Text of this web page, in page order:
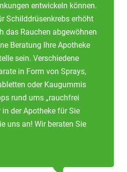
entwickeln können.
Schilddrüsenkrebs erhöht
das Rauchen abgewöhnen
Beratung Ihre Apotheke
sein. Verschiedene
in Form von Sprays,
oder Kaugummis
rund ums „rauchfrei
in der Apotheke für Sie
uns an! Wir beraten Sie